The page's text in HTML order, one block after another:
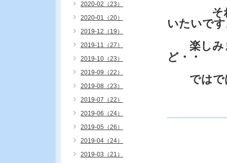
それは
いたいで
楽しみま
ど・・
ではで
2020-02（23）
2020-01（20）
2019-12（19）
2019-11（27）
2019-10（23）
2019-09（22）
2019-08（23）
2019-07（22）
2019-06（24）
2019-05（26）
2019-04（24）
2019-03（21）